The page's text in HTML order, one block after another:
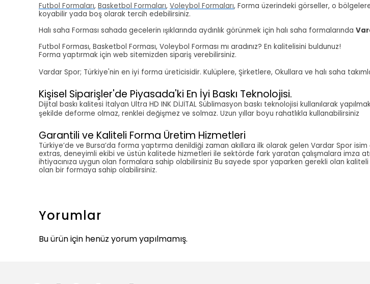
Futbol Formaları, Basketbol Formaları, Voleybol Formaları, Forma üzerindeki görseller, o
koyabilir yada boş olarak tercih edebilirsiniz.
Halı saha Forması sahada gecelerin ışıklarında aydınlık görünmek için halı saha formalarında
Futbol Forması, Basketbol Forması, Voleybol Forması mı aradınız? En kalitelisini buldunuz!
Forma yaptırmak için web sitemizden sipariş verebilirsiniz.
Vardar Spor; Türkiye'nin en iyi forma üreticisidir. Kulüplere, Şirketlere, Okullara ve halı saha
Kişisel Siparişler'de Piyasada'ki En İyi Baskı Teknolojisi.
Dijital baskı kalitesi İtalyan Ultra HD INK DİJİTAL Süblimasyon baskı teknolojisi kullanılarak
şekilde deforme olmaz, renklei değişmez ve solmaz. Uzun yıllar boyu rahatlıkla kullanabilirsiniz
Garantili ve Kaliteli Forma Üretim Hizmetleri
Türkiye’de ve Bursa’da forma yaptırma denildiği zaman akıllara ilk olarak gelen Vardar Spor
extras, deneyimli ekibi ve üstün kalitede hizmetleri ile sektörde fark yaratan çalışmalara imza
ihtiyacınıza uygun olan formalara sahip olabilirsiniz Bu sayede spor yaparken gerekli olan
olan bir formaya sahip olabilirsiniz.
Yorumlar
Bu ürün için henüz yorum yapılmamış.